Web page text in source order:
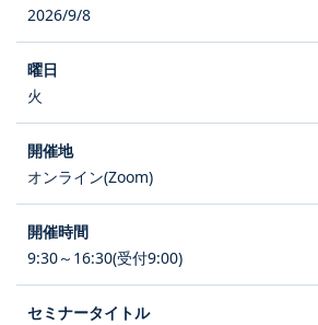
2026/9/8
火
オンライン(Zoom)
9:30～16:30(受付9:00)